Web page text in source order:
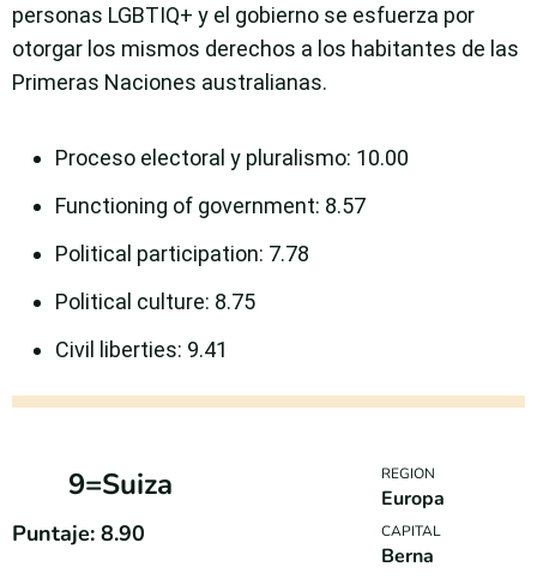
personas LGBTIQ+ y el gobierno se esfuerza por
otorgar los mismos derechos a los habitantes de las
Primeras Naciones australianas.
Proceso electoral y pluralismo: 10.00
Functioning of government: 8.57
Political participation: 7.78
Political culture: 8.75
Civil liberties: 9.41
9=Suiza
Puntaje: 8.90
REGION
Europa
CAPITAL
Berna